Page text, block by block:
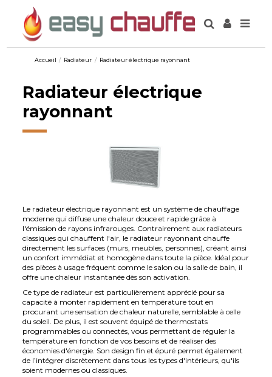
Accueil Radiateur Radiateur électrique rayonnant
Radiateur électrique
rayonnant
Le radiateur électrique rayonnant est un système de chauffage
moderne qui diffuse une chaleur douce et rapide grâce à
l'émission de rayons infrarouges. Contrairement aux radiateurs
classiques qui chauffent l'air, le radiateur rayonnant chauffe
directement les surfaces (murs, meubles, personnes), créant ainsi
un confort immédiat et homogène dans toute la pièce. Idéal pour
des pièces à usage fréquent comme le salon ou la salle de bain, il
offre une chaleur instantanée dès son activation.
Ce type de radiateur est particulièrement apprécié pour sa
capacité à monter rapidement en température tout en
procurant une sensation de chaleur naturelle, semblable à celle
du soleil. De plus, il est souvent équipé de thermostats
programmables ou connectés, vous permettant de réguler la
température en fonction de vos besoins et de réaliser des
économies d'énergie. Son design fin et épuré permet également
de l’intégrer discrètement dans tous les types d'intérieurs, qu'ils
soient modernes ou classiques.